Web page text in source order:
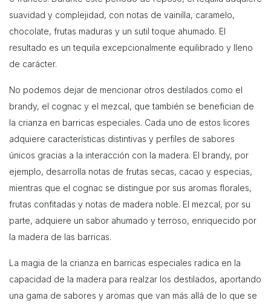
suavidad y complejidad, con notas de vainilla, caramelo,
chocolate, frutas maduras y un sutil toque ahumado. El
resultado es un tequila excepcionalmente equilibrado y lleno
de carácter.
No podemos dejar de mencionar otros destilados como el
brandy, el cognac y el mezcal, que también se benefician de
la crianza en barricas especiales. Cada uno de estos licores
adquiere características distintivas y perfiles de sabores
únicos gracias a la interacción con la madera. El brandy, por
ejemplo, desarrolla notas de frutas secas, cacao y especias,
mientras que el cognac se distingue por sus aromas florales,
frutas confitadas y notas de madera noble. El mezcal, por su
parte, adquiere un sabor ahumado y terroso, enriquecido por
la madera de las barricas.
La magia de la crianza en barricas especiales radica en la
capacidad de la madera para realzar los destilados, aportando
una gama de sabores y aromas que van más allá de lo que se